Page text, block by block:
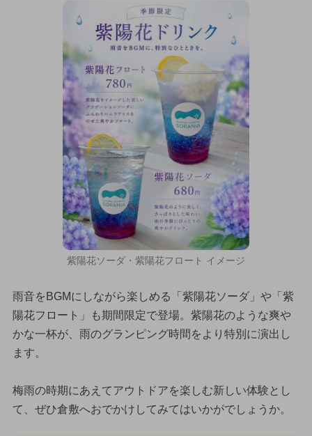
紫陽花ソーダ・紫陽花フロート イメージ
雨音をBGMにしながら楽しめる「紫陽花ソーダ」や「紫
陽花フロート」も期間限定で登場。紫陽花のような爽や
かな一杯が、雨のグランピング時間をより特別に演出し
ます。
梅雨の時期にあえてアウトドアを楽しむ新しい体験とし
て、ぜひ倉敷へおでかけしてみてはいかがでしょうか。